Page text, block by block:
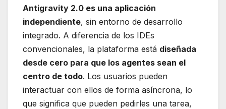
Antigravity 2.0 es una aplicación
independiente, sin entorno de desarrollo
integrado. A diferencia de los IDEs
convencionales, la plataforma está diseñada
desde cero para que los agentes sean el
centro de todo. Los usuarios pueden
interactuar con ellos de forma asíncrona, lo
que significa que pueden pedirles una tarea,